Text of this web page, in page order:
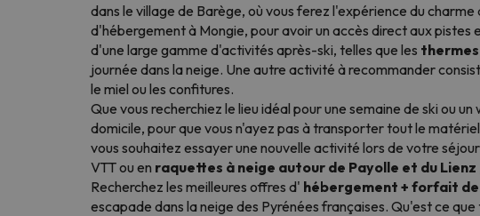
dans le village de Barège, où vous ferez l'expérience du
d'hébergement à Mongie, pour avoir un accès direct aux pistes
d'une large gamme d'activités après-ski, telles que les thermes
journée dans la neige. Une autre activité à recommander
le miel ou les confitures.
Que vous recherchiez le lieu idéal pour une semaine de ski ou
domicile, pour que vous n'ayez pas à transporter tout le
vous souhaitez essayer une nouvelle activité lors de votre
VTT ou en raquettes à neige autour de Payolle et du Lienz
Recherchez les meilleures offres d' hébergement + forfait de
escapade dans la neige des Pyrénées françaises. Qu'est ce